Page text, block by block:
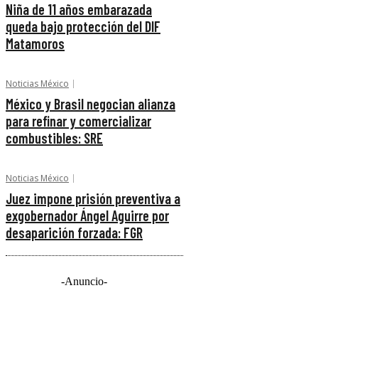
Niña de 11 años embarazada
queda bajo protección del DIF
Matamoros
Noticias México
México y Brasil negocian alianza
para refinar y comercializar
combustibles: SRE
Noticias México
Juez impone prisión preventiva a
exgobernador Ángel Aguirre por
desaparición forzada: FGR
-Anuncio-